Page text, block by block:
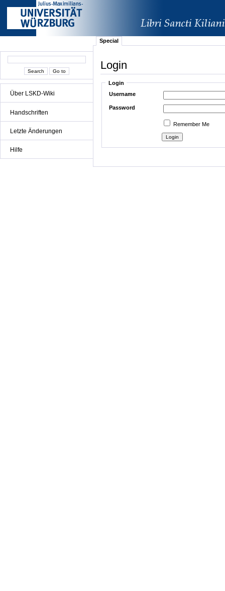
Über LSKD-Wiki
Handschriften
Letzte Änderungen
Hilfe
Special
Login
Login
Username
Password
Remember Me